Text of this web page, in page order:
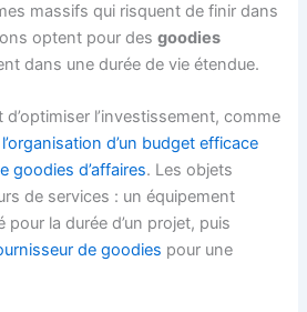
massifs qui risquent de finir dans
optent pour desgoodies
dans une durée de vie étendue.
l’investissement, comme
d’un budget efficace
goodies d’affaires. Les objets
de services : un équipement
la durée d’un projet, puis
de goodies pour une